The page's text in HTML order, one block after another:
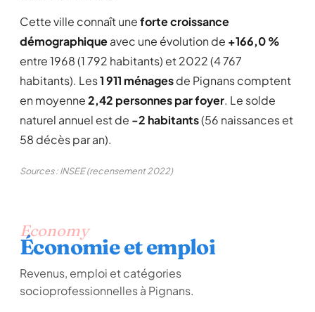
Cette ville connaît uneforte croissance
démographiqueavec une évolution de +166,0 %
entre 1968 (1 792 habitants) et 2022 (4 767
habitants). Les1 911 ménagesde Pignans comptent
en moyenne2,42 personnes par foyer. Le solde
naturel annuel est de -2 habitants(56 naissances et
58 décès par an).
Sources : INSEE (recensement 2022)
Economy
Économie et emploi
Revenus, emploi et catégories
socioprofessionnelles à Pignans.